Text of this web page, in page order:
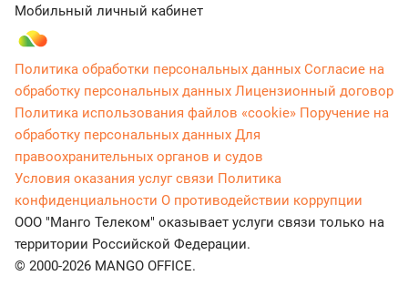
Мобильный личный кабинет
Политика обработки персональных данных Согласие на
обработку персональных данных Лицензионный договор
Политика использования файлов «cookie» Поручение на
обработку персональных данных Для
правоохранительных органов и судов
Условия оказания услуг связи Политика
конфиденциальности О противодействии коррупции
ООО "Манго Телеком" оказывает услуги связи только на
территории Российской Федерации.
© 2000-2026 MANGO OFFICE.